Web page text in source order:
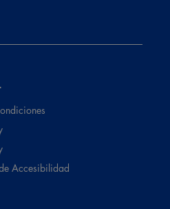
Accesibilidad